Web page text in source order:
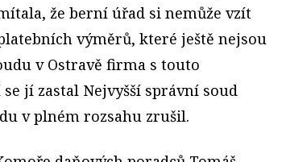
že berní úřad si nemůže vzít
výměrů, které ještě nejsou
v Ostravě firma s touto
jí zastal Nejvyšší správní soud
v plném rozsahu zrušil.